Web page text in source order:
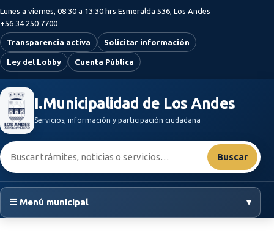
Saltar al contenido principal
Lunes a viernes, 08:30 a 13:30 hrs.Esmeralda 536, Los Andes
+56 34 250 7700
Transparencia activa Solicitar información
Ley del Lobby Cuenta Pública
I.Municipalidad de Los Andes
Servicios, información y participación ciudadana
Buscar:
Buscar
☰ Menú municipal ▾